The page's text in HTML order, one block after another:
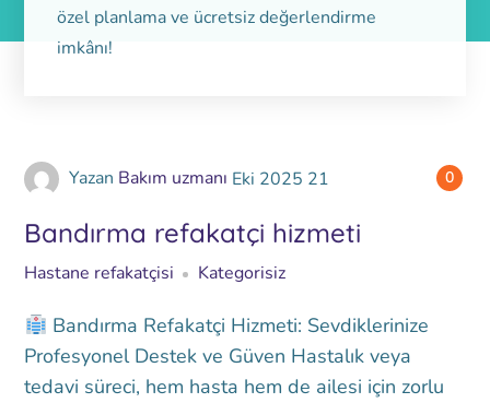
özel planlama ve ücretsiz değerlendirme
imkânı!
0
Yazan Bakım uzmanı Eki 2025 21
Bandırma refakatçi hizmeti
Hastane refakatçisi Kategorisiz
Bandırma Refakatçi Hizmeti: Sevdiklerinize
Profesyonel Destek ve Güven Hastalık veya
tedavi süreci, hem hasta hem de ailesi için zorlu